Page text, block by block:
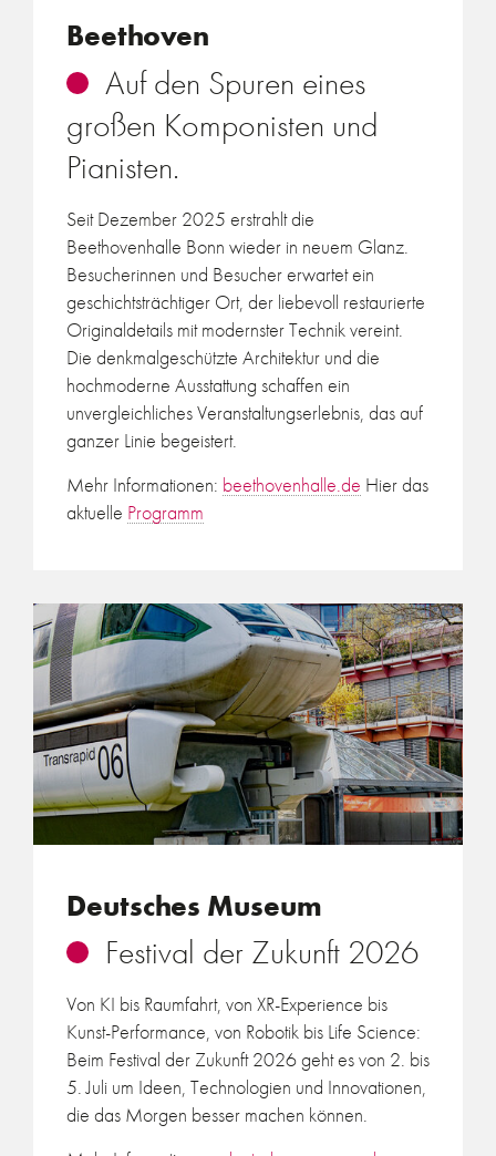
Beethoven
Auf den Spuren eines
großen Komponisten und
Pianisten.
Seit Dezember 2025 erstrahlt die
Beethovenhalle Bonn wieder in neuem Glanz.
Besucherinnen und Besucher erwartet ein
geschichtsträchtiger Ort, der liebevoll restaurierte
Originaldetails mit modernster Technik vereint.
Die denkmalgeschützte Architektur und die
hochmoderne Ausstattung schaffen ein
unvergleichliches Veranstaltungserlebnis, das auf
ganzer Linie begeistert.
Mehr Informationen: beethovenhalle.de Hier das
aktuelle Programm
Deutsches Museum
Festival der Zukunft 2026
Von KI bis Raumfahrt, von XR-Experience bis
Kunst-Performance, von Robotik bis Life Science:
Beim Festival der Zukunft 2026geht es von 2. bis
5. Juli um Ideen, Technologien und Innovationen,
die das Morgen besser machen können.